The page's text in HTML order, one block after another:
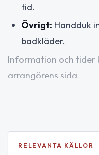
tid.
Övrigt: Handduk
badkläder.
Information och tider
arrangörens sida.
RELEVANTA KÄLLOR